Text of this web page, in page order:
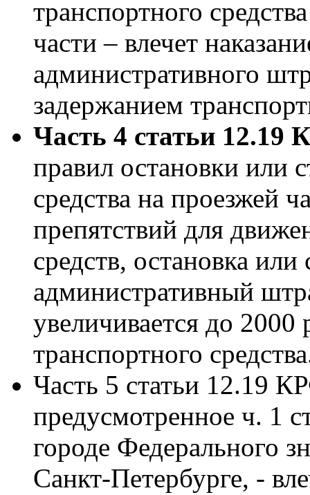
транспортного
части – влечет
административного
задержанием
Часть 4 статьи
правил остановки или
средства на проезжей
препятствий для
средств, остановка или
административный
увеличивается до
транспортного
Часть 5 статьи 12.19
предусмотренное ч. 1
городе Федерального
Санкт-Петербурге, -